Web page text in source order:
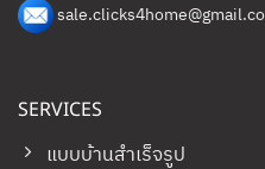
SERVICES
แบบบ้านสำเร็จรูป